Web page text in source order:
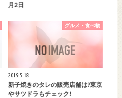
月2日
グルメ・食べ物
2019.5.18
新子焼きのタレの販売店舗は?東京
やサツドラもチェック!